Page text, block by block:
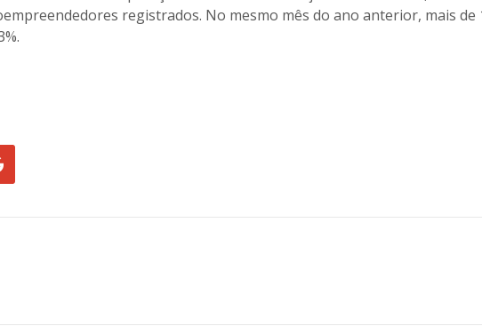
registrados. No mesmo mês do ano anterior, mais de